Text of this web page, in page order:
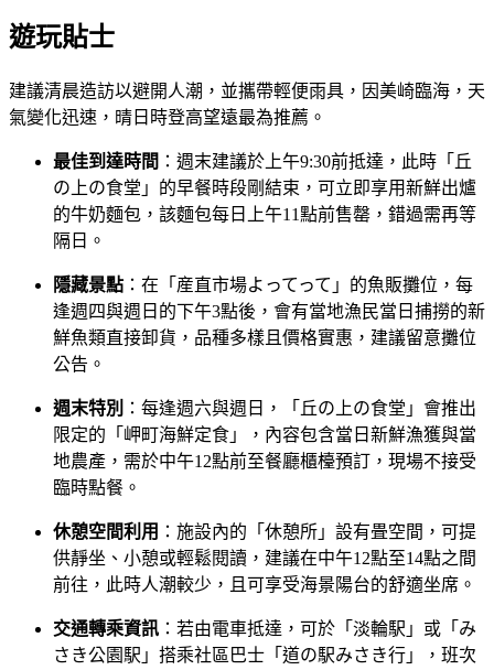
遊玩貼士
建議清晨造訪以避開人潮，並攜帶輕便雨具，因美崎臨海，天
氣變化迅速，晴日時登高望遠最為推薦。
最佳到達時間 ：週末建議於上午9:30前抵達，此時「丘
の上の食堂」的早餐時段剛結束，可立即享用新鮮出爐
的牛奶麵包，該麵包每日上午11點前售罄，錯過需再等
隔日。
隱藏景點 ：在「産直市場よってって」的魚販攤位，每
逢週四與週日的下午3點後，會有當地漁民當日捕撈的新
鮮魚類直接卸貨，品種多樣且價格實惠，建議留意攤位
公告。
週末特別 ：每逢週六與週日，「丘の上の食堂」會推出
限定的「岬町海鮮定食」，內容包含當日新鮮漁獲與當
地農產，需於中午12點前至餐廳櫃檯預訂，現場不接受
臨時點餐。
休憩空間利用 ：施設內的「休憩所」設有畳空間，可提
供靜坐、小憩或輕鬆閱讀，建議在中午12點至14點之間
前往，此時人潮較少，且可享受海景陽台的舒適坐席。
交通轉乘資訊 ：若由電車抵達，可於「淡輪駅」或「み
さき公園駅」搭乘社區巴士「道の駅みさき行」，班次